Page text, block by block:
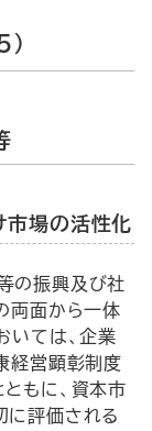
市場の活性化
の振興及び社
両面から一体
いては、企業
経営顕彰制度
もに、資本市
に評価される